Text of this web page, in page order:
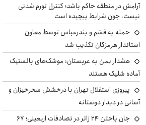
آرامش در منطقه حاکم باشد؛ کنترل تورم شدنی
نیست، چون شرایط پیچیده است
حمله به قشم و بندرعباس توسط معاون
استاندار هرمزگان تکذیب شد
هشدار یمن به عربستان: موشک‌های بالستیک
آماده شلیک هستند
پیروزی استقلال تهران با درخشش سحرخیزان و
آسانی در دیدار دوستانه
جان باختن ۲۴ زائر در تصادفات اربعینی؛ ۶۷